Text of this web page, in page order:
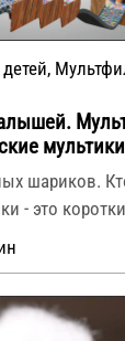
детей,
шариков.
- это